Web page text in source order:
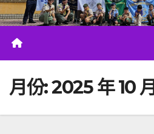
月份:2025 年 10 月